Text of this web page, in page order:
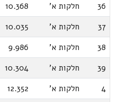
36
חלקות א' 10.368
37
חלקות א' 10.035
38
חלקות א' 9.986
39
חלקות א' 10.304
4
חלקות א' 12.352